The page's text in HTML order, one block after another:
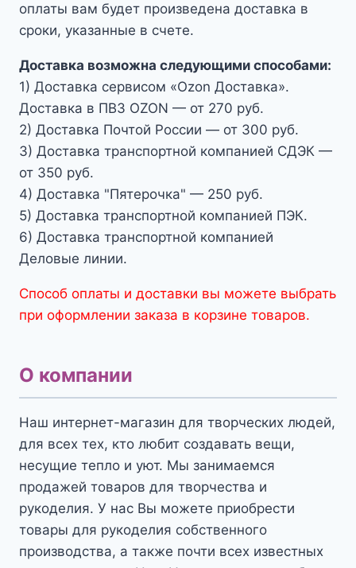
оплаты вам будет произведена доставка в
сроки, указанные в счете.
Доставка возможна следующими способами:
1) Доставка сервисом «Ozon Доставка».
Доставка в ПВЗ OZON — от 270 руб.
2) Доставка Почтой России — от 300 руб.
3) Доставка транспортной компанией СДЭК —
от 350 руб.
4) Доставка "Пятерочка" — 250 руб.
5) Доставка транспортной компанией ПЭК.
6) Доставка транспортной компанией
Деловые линии.
Способ оплаты и доставки вы можете выбрать
при оформлении заказа в корзине товаров.
О компании
Наш интернет-магазин для творческих людей,
для всех тех, кто любит создавать вещи,
несущие тепло и уют. Мы занимаемся
продажей товаров для творчества и
рукоделия. У нас Вы можете приобрести
товары для рукоделия собственного
производства, а также почти всех известных